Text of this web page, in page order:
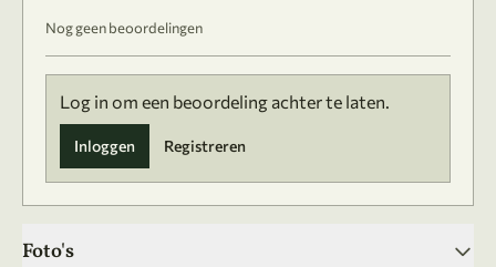
Nog geen beoordelingen
Log in om een beoordeling achter te laten.
Inloggen Registreren
Foto's